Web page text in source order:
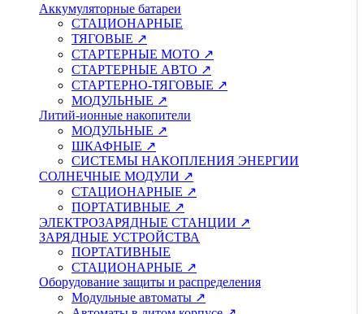
Аккумуляторные батареи
СТАЦИОНАРНЫЕ
ТЯГОВЫЕ ↗
СТАРТЕРНЫЕ МОТО ↗
СТАРТЕРНЫЕ АВТО ↗
СТАРТЕРНО-ТЯГОВЫЕ ↗
МОДУЛЬНЫЕ ↗
Литий-ионные накопители
МОДУЛЬНЫЕ ↗
ШКАФНЫЕ ↗
СИСТЕМЫ НАКОПЛЕНИЯ ЭНЕРГИИ
СОЛНЕЧНЫЕ МОДУЛИ ↗
СТАЦИОНАРНЫЕ ↗
ПОРТАТИВНЫЕ ↗
ЭЛЕКТРОЗАРЯДНЫЕ СТАНЦИИ ↗
ЗАРЯДНЫЕ УСТРОЙСТВА
ПОРТАТИВНЫЕ
СТАЦИОНАРНЫЕ ↗
Оборудование защиты и распределения
Модульные автоматы ↗